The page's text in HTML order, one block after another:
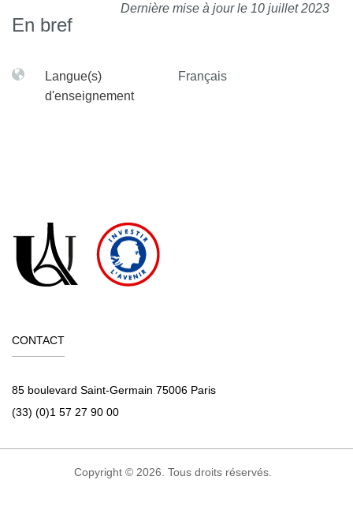
Dernière mise à jour le 10 juillet 2023
En bref
Langue(s)
d'enseignement
Français
CONTACT
85 boulevard Saint-Germain 75006 Paris
(33) (0)1 57 27 90 00
Copyright © 2026. Tous droits réservés.